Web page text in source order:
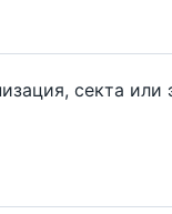
секта или